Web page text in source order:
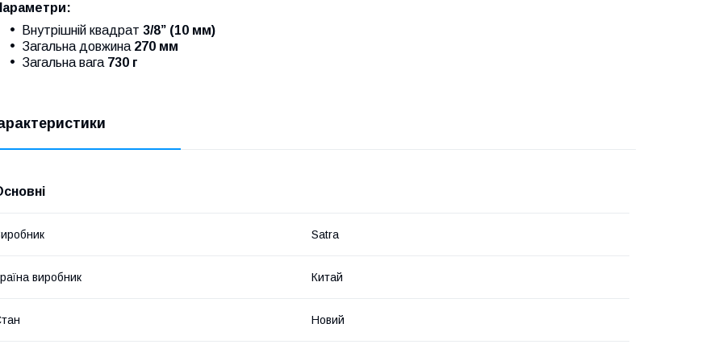
Внутрішній квадрат 3/8” (10 мм)
Загальна довжина 270 мм
Загальна вага 730 г
Satra
виробник Китай
Новий